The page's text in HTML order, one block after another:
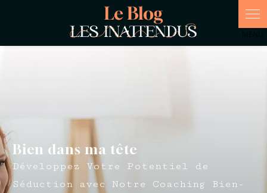
Bien dans ma tête
Développez Votre Potentiel de
Séduction avec Notre Coaching Bien-
Panneau de gestion des cookies